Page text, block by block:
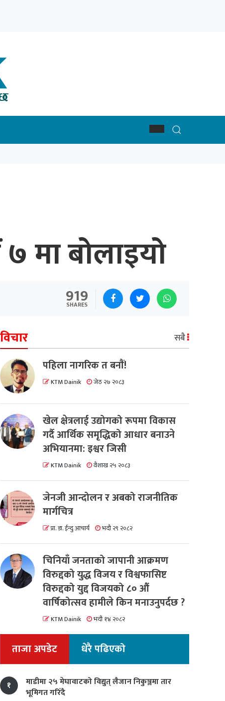
मा बोलाइयो
919
SHARES
विचार सबै
पहिला नागरिक त बनाैं!
KTM Dainik जेठ २७ २०८३
खेल क्षेत्रलाई उद्योगको रूपमा विकास
गर्दै आर्थिक समृद्धिको आधार बनाउने
अभियानमा: इश्वर जिसी
KTM Dainik वैशाख २५ २०८३
जेनजी आन्दोलन र अबको राजनीतिक
मार्गचित्र
प्रा. डा. ईन्दु आचार्य भदौ २९ २०८२
चिनियाँ जनताको जापानी आक्रमण
विरुद्दको युद्ध विजय र विश्वफासिष्ट
विरुद्दको युद्द विजयको ८० औं
वार्षिकोत्सव हामीले किन मनाउनुपर्दछ ?
KTM Dainik भदौ १४ २०८२
ताजा अपडेट धेरै पढिएको
१
माडीमा २५ मेघावाटको विद्युत् लैजान निकुञ्जमा तार
भूमिगत गरिँदै